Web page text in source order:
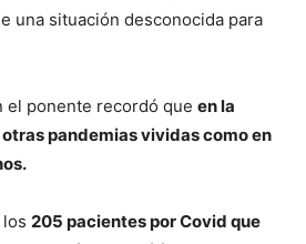
una situación desconocida para
el ponente recordó que en la
pandemias vividas como en
205 pacientes por Covid que